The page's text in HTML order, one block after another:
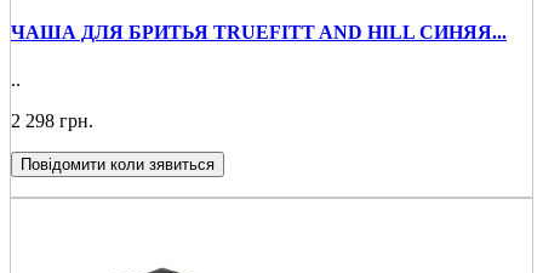
ЧАША ДЛЯ БРИТЬЯ TRUEFIТT AND HILL СИНЯЯ...
..
2 298 грн.
Повідомити коли зявиться